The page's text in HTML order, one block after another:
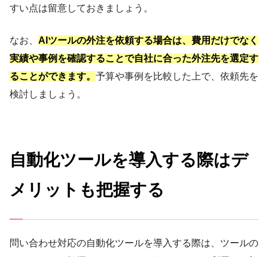
すい点は留意しておきましょう。
なお、 AIツールの外注を依頼する場合は、費用だけでなく
実績や事例を確認することで自社に合った外注先を選定す
ることができます。 予算や事例を比較した上で、依頼先を
検討しましょう。
自動化ツールを導入する際はデ
メリットも把握する
問い合わせ対応の自動化ツールを導入する際は、ツールの